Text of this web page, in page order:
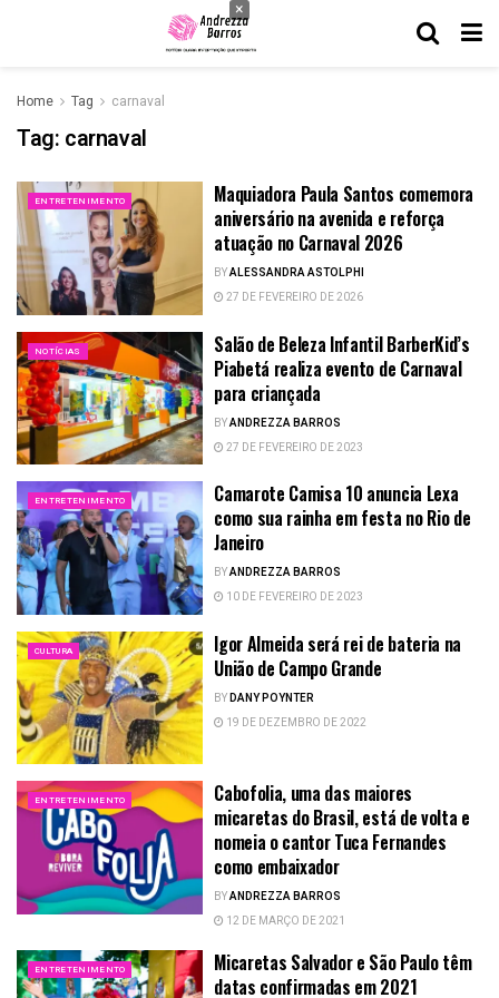
Home Tag carnaval
Tag: carnaval
ENTRETENIMENTO
Maquiadora Paula Santos comemora
aniversário na avenida e reforça
atuação no Carnaval 2026
BYALESSANDRA ASTOLPHI
27 DE FEVEREIRO DE 2026
NOTÍCIAS
Salão de Beleza Infantil BarberKid’s
Piabetá realiza evento de Carnaval
para criançada
BYANDREZZA BARROS
27 DE FEVEREIRO DE 2023
ENTRETENIMENTO
Camarote Camisa 10 anuncia Lexa
como sua rainha em festa no Rio de
Janeiro
BYANDREZZA BARROS
10 DE FEVEREIRO DE 2023
CULTURA
Igor Almeida será rei de bateria na
União de Campo Grande
BYDANY POYNTER
19 DE DEZEMBRO DE 2022
ENTRETENIMENTO
Cabofolia, uma das maiores
micaretas do Brasil, está de volta e
nomeia o cantor Tuca Fernandes
como embaixador
BYANDREZZA BARROS
12 DE MARÇO DE 2021
ENTRETENIMENTO
Micaretas Salvador e São Paulo têm
datas confirmadas em 2021
×